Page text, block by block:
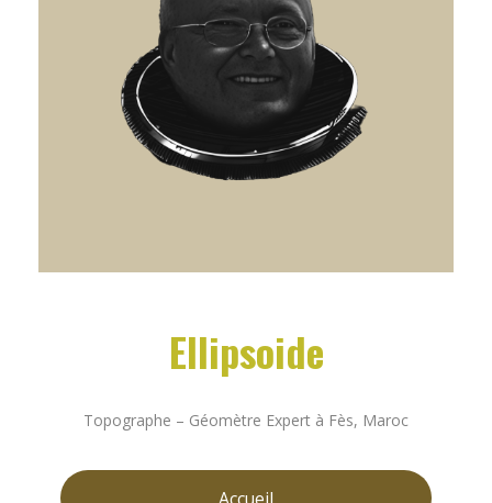
Ellipsoide
Topographe – Géomètre Expert à Fès, Maroc